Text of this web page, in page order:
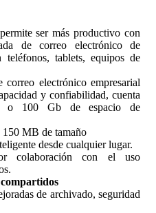
ser más productivo con
de correo electrónico de
teléfonos, tablets, equipos de
electrónico empresarial
y confiabilidad, cuenta
o 100 Gb de espacio de
150 MB de tamaño
desde cualquier lugar.
colaboración con el uso
de archivado, seguridad